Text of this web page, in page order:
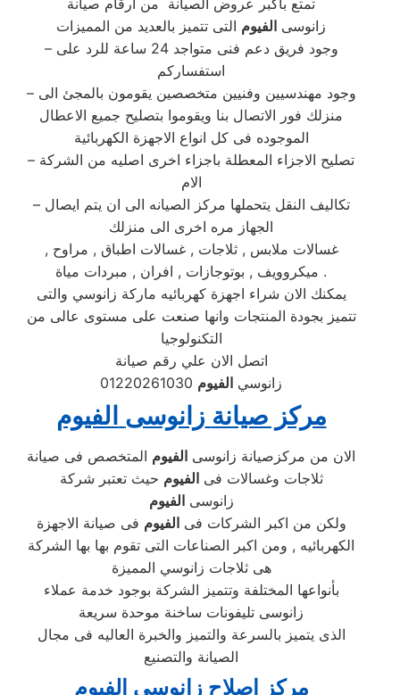
تمتع باكبر عروض الصيانة من ارقام صيانة
زانوسى الفيوم التى تتميز بالعديد من المميزات
– وجود فريق دعم فنى متواجد 24 ساعة للرد على
استفساركم
– وجود مهندسيين وفنيين متخصصين يقومون بالمجئ الى
منزلك فور الاتصال بنا ويقوموا بتصليح جميع الاعطال
الموجوده فى كل انواع الاجهزة الكهربائية
– تصليح الاجزاء المعطلة باجزاء اخرى اصليه من الشركة
الام
– تكاليف النقل يتحملها مركز الصيانه الى ان يتم ايصال
الجهاز مره اخرى الى منزلك
غسالات ملابس , ثلاجات , غسالات اطباق , مراوح ,
ميكروويف , بوتوجازات , افران , مبردات مياة .
يمكنك الان شراء اجهزة كهربائيه ماركة زانوسي والتى
تتميز بجودة المنتجات وانها صنعت على مستوى عالى من
التكنولوجيا
اتصل الان علي رقم صيانة
زانوسي الفيوم
مركز صيانة زانوسى الفيوم
الان من مركزصيانة زانوسى الفيوم المتخصص فى صيانة
ثلاجات وغسالات فىالفيوم حيث تعتبر شركة
زانوسىالفيوم
ولكن من اكبر الشركات فىالفيوم فى صيانة الاجهزة
الكهربائيه , ومن اكبر الصناعات التى تقوم بها بها الشركة
هى ثلاجات زانوسي المميزة
بأنواعها المختلفة وتتميز الشركة بوجود خدمة عملاء
زانوسى تليفونات ساخنة موحدة سريعة
الذى يتميز بالسرعة والتميز والخبرة العاليه فى مجال
الصيانة والتصنيع
مركز اصلاح زانوسى الفيوم